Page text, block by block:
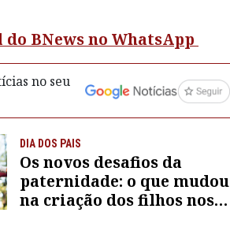
BNews no WhatsApp
no seu
DIA DOS PAIS
Os novos desafios da
paternidade: o que mudou
na criação dos filhos nos